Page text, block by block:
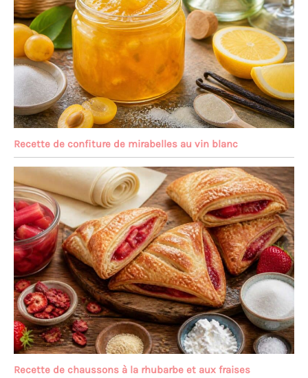
Recette de confiture de mirabelles au vin blanc
Recette de chaussons à la rhubarbe et aux fraises